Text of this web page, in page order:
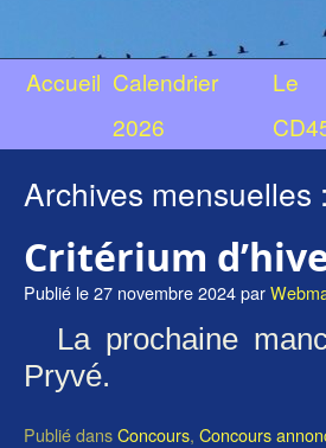
Accueil Calendrier
2026
Le
Archives mensuelles :
Critérium
Publié le27 novembre 2024par
La prochaine
Pryvé.
Publié dansConcours, Concours